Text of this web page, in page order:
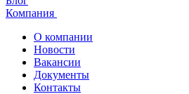
Компания
О компании
Новости
Вакансии
Документы
Контакты